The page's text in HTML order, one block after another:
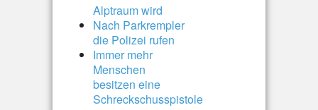
Alptraum wird
Nach Parkrempler
die Polizei rufen
Immer mehr
Menschen
besitzen eine
Schreckschusspistole